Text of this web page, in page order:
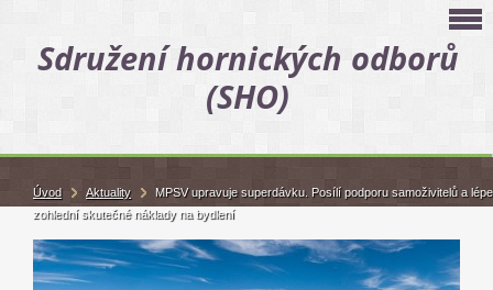
Sdružení hornických odborů
(SHO)
Úvod Aktuality
MPSV upravuje superdávku. Posílí podporu samoživitelů a lépe
zohlední skutečné náklady na bydlení